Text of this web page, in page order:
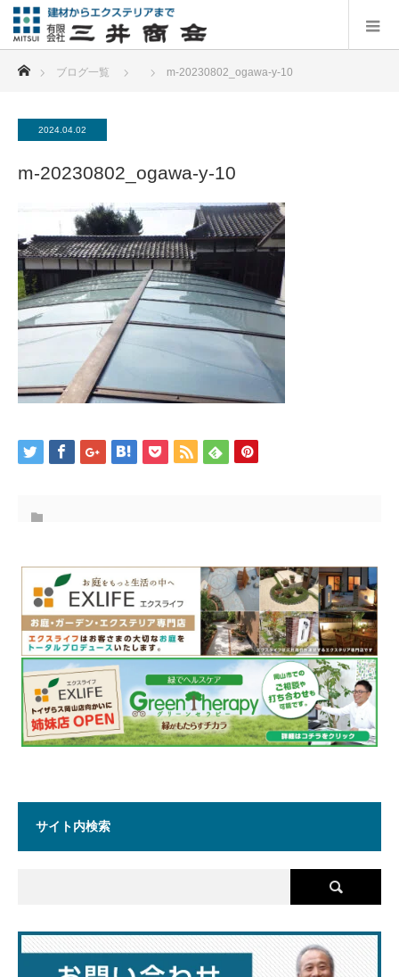
ブログ一覧 m-20230802_ogawa-y-10
2024.04.02
m-20230802_ogawa-y-10
サイト内検索